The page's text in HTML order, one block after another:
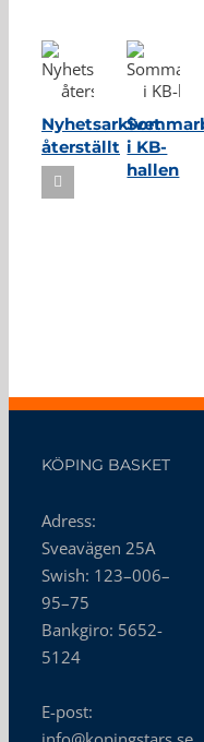
Nyhetsarkivet
återställt i KB-
hallen
KÖPING BASKET
Adress:
Sveavägen 25A
Swish: 123–006–
95–75
Bankgiro: 5652-
5124
E-post: